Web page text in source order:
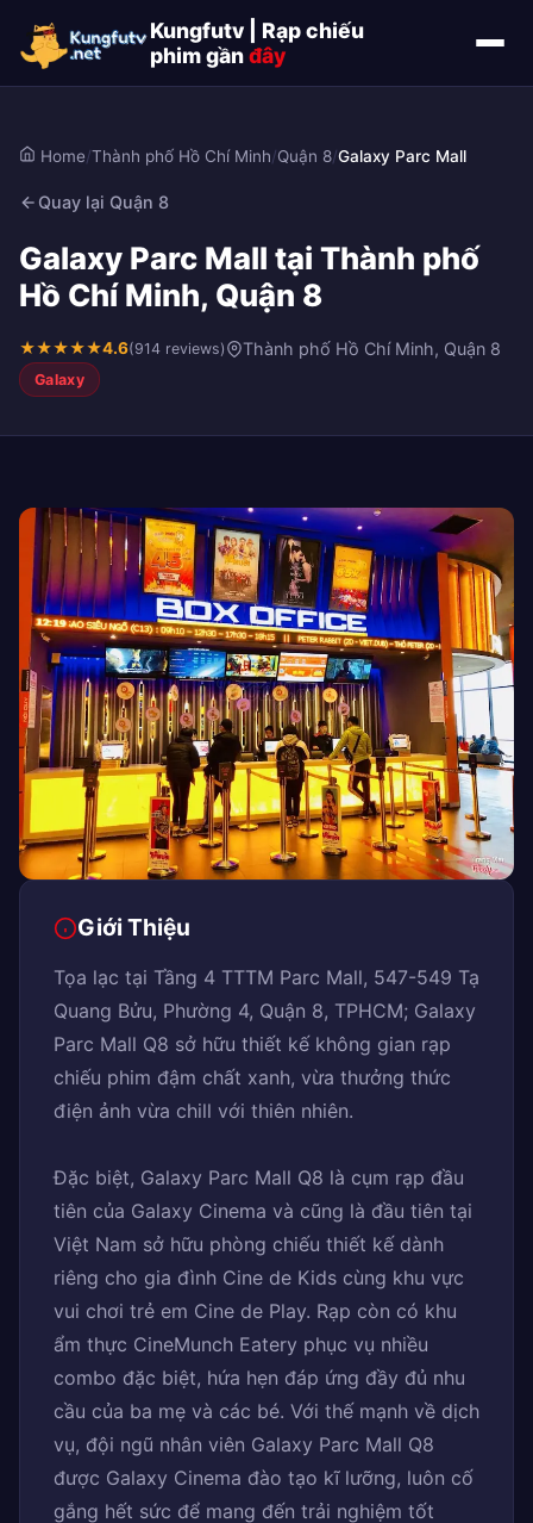
Kungfutv | Rạp chiếu
phim gầnđây
Home/Thành phố Hồ Chí Minh/Quận 8/Galaxy Parc Mall
Quay lại Quận 8
Galaxy Parc Mall tại Thành phố
Hồ Chí Minh, Quận 8
★★★★★4.6(914 reviews) Thành phố Hồ Chí Minh, Quận 8
Galaxy
Giới Thiệu
Tọa lạc tại Tầng 4 TTTM Parc Mall, 547-549 Tạ
Quang Bửu, Phường 4, Quận 8, TPHCM; Galaxy
Parc Mall Q8 sở hữu thiết kế không gian rạp
chiếu phim đậm chất xanh, vừa thưởng thức
điện ảnh vừa chill với thiên nhiên.
Đặc biệt, Galaxy Parc Mall Q8 là cụm rạp đầu
tiên của Galaxy Cinema và cũng là đầu tiên tại
Việt Nam sở hữu phòng chiếu thiết kế dành
riêng cho gia đình Cine de Kids cùng khu vực
vui chơi trẻ em Cine de Play. Rạp còn có khu
ẩm thực CineMunch Eatery phục vụ nhiều
combo đặc biệt, hứa hẹn đáp ứng đầy đủ nhu
cầu của ba mẹ và các bé. Với thế mạnh về dịch
vụ, đội ngũ nhân viên Galaxy Parc Mall Q8
được Galaxy Cinema đào tạo kĩ lưỡng, luôn cố
gắng hết sức để mang đến trải nghiệm tốt